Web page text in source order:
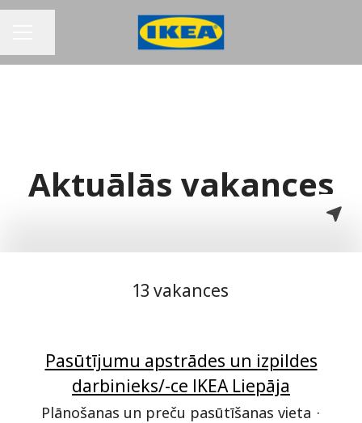
Aktuālās vakances
13 vakances
Pasūtījumu apstrādes un izpildes
darbinieks/-ce IKEA Liepāja
Plānošanas un preču pasūtīšanas vieta ·